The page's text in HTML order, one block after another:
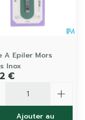
A Epiler Mors
Inox
€
Ajouter au